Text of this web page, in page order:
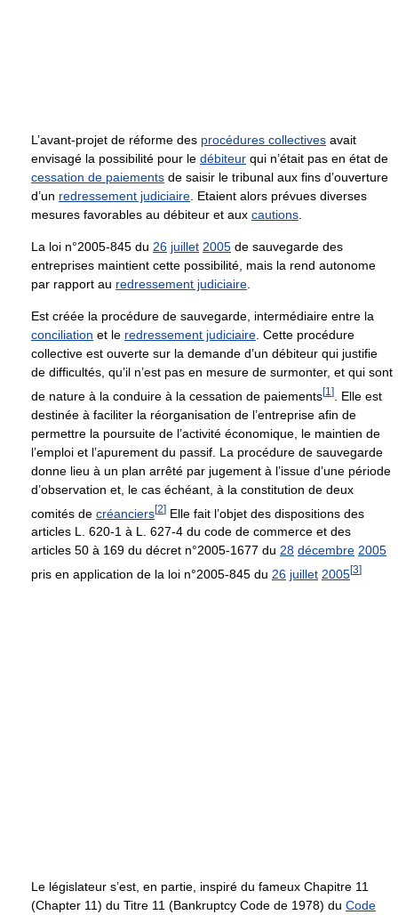
L’avant-projet de réforme des procédures collectives avait
envisagé la possibilité pour le débiteur qui n’était pas en état de
cessation de paiements de saisir le tribunal aux fins d’ouverture
d’un redressement judiciaire . Etaient alors prévues diverses
mesures favorables au débiteur et aux cautions
La loi n°2005-845 du 26 juillet 2005 de sauvegarde des
entreprises maintient cette possibilité, mais la rend autonome
par rapport au redressement judiciaire
Est créée la procédure de sauvegarde, intermédiaire entre la
conciliation et le redressement judiciaire . Cette procédure
collective est ouverte sur la demande d’un débiteur qui justifie
de difficultés, qu’il n’est pas en mesure de surmonter, et qui sont
de nature à la conduire à la cessation de paiements[1 ]
. Elle est
destinée à faciliter la réorganisation de l’entreprise afin de
permettre la poursuite de l’activité économique, le maintien de
l’emploi et l’apurement du passif. La procédure de sauvegarde
donne lieu à un plan arrêté par jugement à l’issue d’une période
d’observation et, le cas échéant, à la constitution de deux
comités de créanciers[2] Elle fait l’objet des dispositions des
articles L. 620-1 à L. 627-4 du code de commerce et des
articles 50 à 169 du décret n°2005-1677 du 28 décembre 2005
pris en application de la loi n°2005-845 du 26 juillet 2005[3]
Le législateur s’est, en partie, inspiré du fameux Chapitre 11
(Chapter 11) du Titre 11 (Bankruptcy Code de 1978) du Code